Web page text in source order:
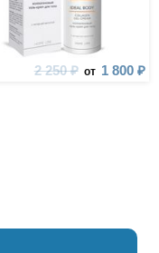
2 250 ₽ от 1 800 ₽